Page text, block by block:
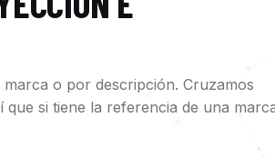
o por descripción. Cruzamos
si tiene la referencia de una